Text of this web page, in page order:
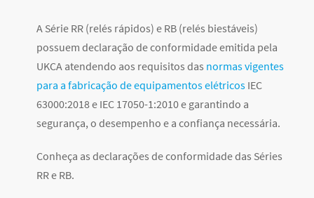
A Série RR (relés rápidos) e RB (relés biestáveis)
possuem declaração de conformidade emitida pela
UKCA atendendo aos requisitos das normas vigentes
para a fabricação de equipamentos elétricos IEC
63000:2018 e IEC 17050-1:2010 e garantindo a
segurança, o desempenho e a confiança necessária.
Conheça as declarações de conformidade das Séries
RR e RB.